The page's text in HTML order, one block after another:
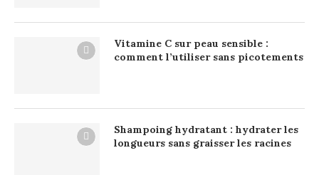
Vitamine C sur peau sensible :
comment l’utiliser sans picotements
Shampoing hydratant : hydrater les
longueurs sans graisser les racines